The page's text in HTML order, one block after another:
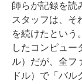
師らが記録を読
スタッフは、そ
を続けたという
したコンピュー
ル）だが、全フ
ドル）で「バル